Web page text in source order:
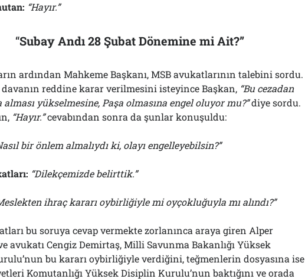
“Hayır.”
“Subay Andı 28 Şubat Dönemine mi Ait?”
ardından Mahkeme Başkanı, MSB avukatlarının talebini sordu.
reddine karar verilmesini isteyince Başkan, “Bu cezadan
alması yükselmesine, Paşa olmasına engel oluyor mu?”diye sordu.
“Hayır.”cevabından sonra da şunlar konuşuldu:
bir önlem almalıydı ki, olayı engelleyebilsin?”
“Dilekçemizde belirttik.”
ihraç kararı oybirliğiyle mi oyçokluğuyla mı alındı?”
bu soruya cevap vermekte zorlanınca araya giren Alper
avukatı Cengiz Demirtaş, Milli Savunma Bakanlığı Yüksek
bu kararı oybirliğiyle verdiğini, teğmenlerin dosyasına ise
Komutanlığı Yüksek Disiplin Kurulu’nun baktığını ve orada